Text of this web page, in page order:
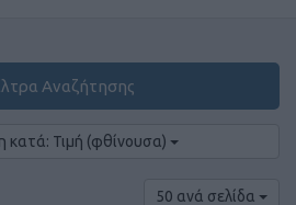
Αναζήτησης
κατά: Τιμή (φθίνουσα)
50 ανά σελίδα